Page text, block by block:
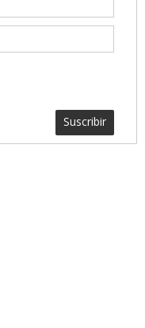
Suscribir